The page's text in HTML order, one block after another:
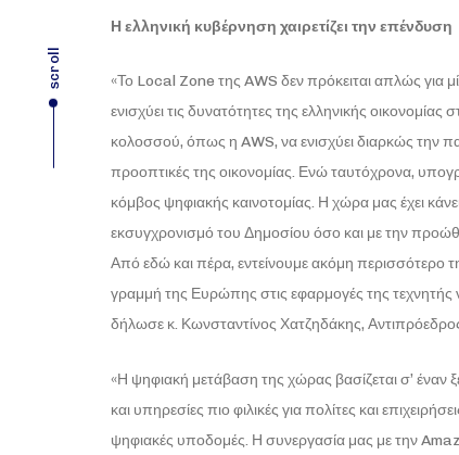
scroll
Η ελληνική κυβέρνηση χαιρετίζει την επένδυση
«Το Local Zone της AWS δεν πρόκειται απλώς για
ενισχύει τις δυνατότητες της ελληνικής
κολοσσού, όπως η AWS, να ενισχύει διαρκώς την
προοπτικές της οικονομίας. Ενώ ταυτόχρονα,
κόμβος ψηφιακής καινοτομίας. Η χώρα μας έχει
εκσυγχρονισμό του Δημοσίου όσο και με την
Από εδώ και πέρα, εντείνουμε ακόμη
γραμμή της Ευρώπης στις εφαρμογές της τεχνητής
δήλωσε κ. Κωνσταντίνος Χατζηδάκης,
«Η ψηφιακή μετάβαση της χώρας βασίζεται σ’
και υπηρεσίες πιο φιλικές για πολίτες και
ψηφιακές υποδομές. Η συνεργασία μας με την